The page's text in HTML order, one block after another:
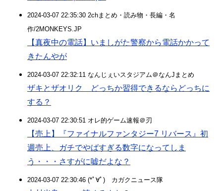
2024-03-07 22:35:30 2chまとめ・読み物・長編・名
作/2MONKEYS.JP
【真夜中の電話】いましがた警察から電話かかって
きたんやが
2024-03-07 22:32:11 なんじぇいスタジアム＠なんJまとめ
ザキとザオリク どっちか習得できるならどっちに
する？
2024-03-07 22:30:51 オレ的ゲーム速報＠刃
【売上】『ファイナルファンタジー7 リバース』初
週売上、ガチでやばすぎる数字になってしま
う・・・さすがに嘘だよな？
2024-03-07 22:30:46 (*ﾟ∀ﾟ)ゞカガクニュース隊